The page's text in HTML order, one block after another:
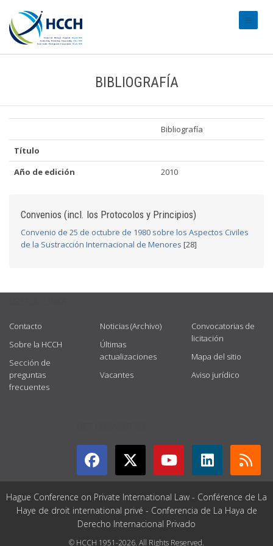
BIBLIOGRAFÍA
Bibliografía
Título
Año de edición
2010
Convenios (incl. los Protocolos y Principios)
Convenio de 25 de octubre de 1980 sobre los Aspectos Civiles
de la Sustracción Internacional de Menores [28]
Contacto
Sobre la HCCH
Sección de
preguntas
frecuentes
Noticias (Archivo)
Últimas
actualizaciones
Vacantes
Convocatorias de
licitación
Mapa del sitio
Aviso jurídico
Hague Conference on Private International Law - Conférence de La
Haye de droit international privé - Conferencia de La Haya de
Derecho Internacional Privado
© HCCH 1951-2026. All Rights Reserved.